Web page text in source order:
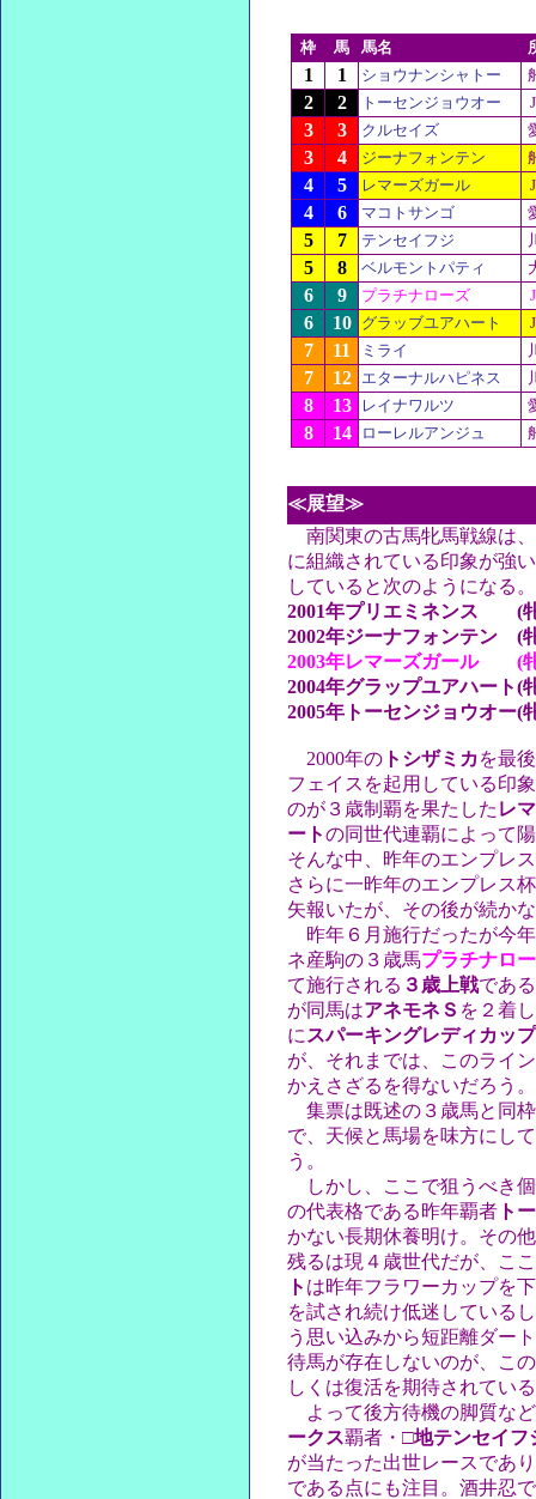
枠 馬 馬名
1 1 ショウナンシャトー
2 2 トーセンジョウオー
3 3 クルセイズ
3 4 ジーナフォンテン
4 5 レマーズガール
4 6 マコトサンゴ
5 7 テンセイフジ
5 8 ベルモントパティ
6 9 プラチナローズ
6 10 グラッブユアハート
7 11 ミライ
7 12 エターナルハピネス
8 13 レイナワルツ
8 14 ローレルアンジュ
≪展望≫
南関東の古馬牝馬戦線は
に組織されている印象が強
していると次のようになる。
2001年プリエミネンス (
2002年ジーナフォンテン (
2003年レマーズガール (
2004年グラップユアハート(
2005年トーセンジョウオー(
2000年のトシザミカを最
フェイスを起用している印
のが３歳制覇を果たした レ
ートの同世代連覇によって
そんな中、昨年のエンプレ
さらに一昨年のエンプレス
矢報いたが、その後が続か
昨年６月施行だったが今
ネ産駒の３歳馬プラチナロ
て施行される ３歳上戦であ
が同馬はアネモネＳ を２着
に スパーキングレディカップ
が、それまでは、このライ
かえさざるを得ないだろう。
集票は既述の３歳馬と同
で、天候と馬場を味方にし
う。
しかし、ここで狙うべき
の代表格である昨年覇者ト
かない長期休養明け。その
残るは現４歳世代だが、こ
ト は昨年フラワーカップを
を試され続け低迷している
う思い込みから短距離ダー
待馬が存在しないのが、こ
しくは復活を期待されてい
よって後方待機の脚質な
ークス覇者・ □地テンセイフ
が当たった出世レースであ
である点にも注目。酒井忍